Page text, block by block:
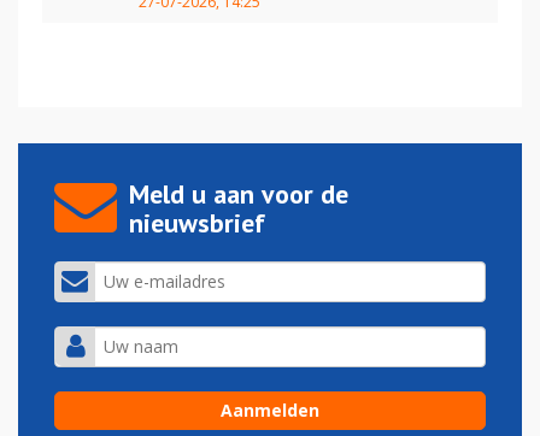
Meld u aan voor de
nieuwsbrief